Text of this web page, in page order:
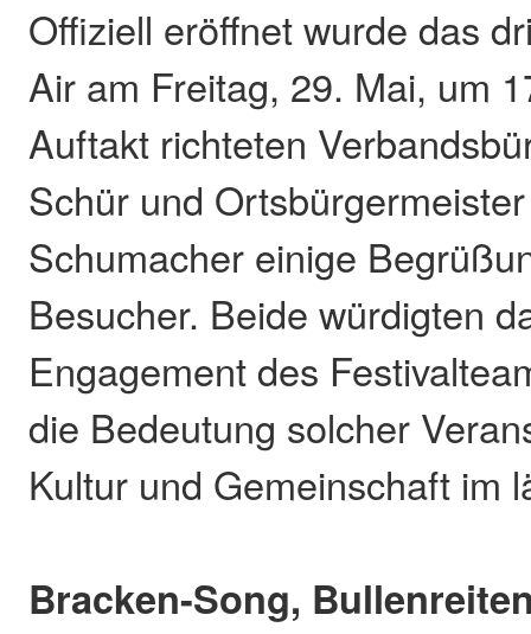
Offiziell eröffnet wurde das
Air am Freitag, 29. Mai, um
Auftakt richteten
Schür und
Schumacher einige
Besucher. Beide würdigten
Engagement des
die Bedeutung solcher
Kultur und Gemeinschaft im
Bracken-Song,